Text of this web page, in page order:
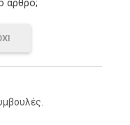
άρθρο;